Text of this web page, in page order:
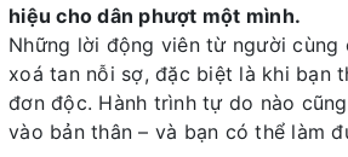
hiệu cho dân phượt một mình.
Những lời động viên từ người cùng
xoá tan nỗi sợ, đặc biệt là khi bạn
đơn độc. Hành trình tự do nào
vào bản thân – và bạn có thể làm